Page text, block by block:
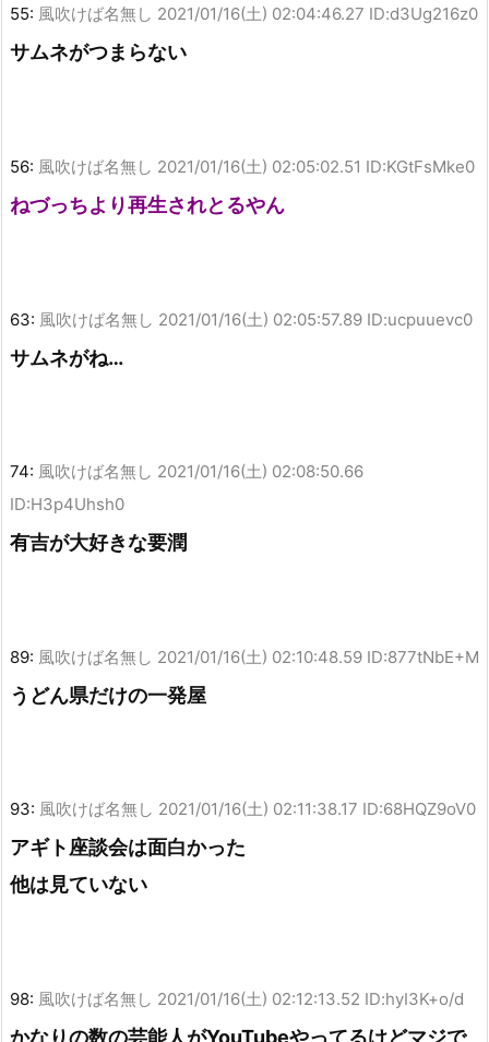
55: 風吹けば名無し 2021/01/16(土) 02:04:46.27 ID:d3Ug216z0
サムネがつまらない
56: 風吹けば名無し 2021/01/16(土) 02:05:02.51 ID:KGtFsMke0
ねづっちより再生されとるやん
63: 風吹けば名無し 2021/01/16(土) 02:05:57.89 ID:ucpuuevc0
サムネがね…
74: 風吹けば名無し 2021/01/16(土) 02:08:50.66
ID:H3p4Uhsh0
有吉が大好きな要潤
89: 風吹けば名無し 2021/01/16(土) 02:10:48.59 ID:877tNbE+M
うどん県だけの一発屋
93: 風吹けば名無し 2021/01/16(土) 02:11:38.17 ID:68HQZ9oV0
アギト座談会は面白かった
他は見ていない
98: 風吹けば名無し 2021/01/16(土) 02:12:13.52 ID:hyI3K+o/d
かなりの数の芸能人がYouTubeやってるけどマジで